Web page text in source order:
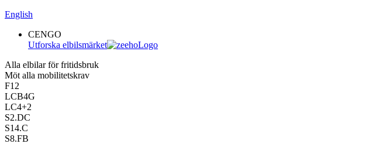
English
CENGO
Utforska elbilsmärket
Alla elbilar för fritidsbruk
Möt alla mobilitetskrav
F12
LCB4G
LC4+2
S2.DC
S14.C
S8.FB